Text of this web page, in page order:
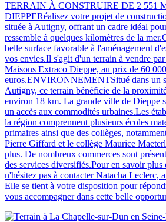
TERRAIN À CONSTRUIRE DE 2 551
DIEPPERéalisez votre projet de
située à Autigny, offrant un cadre idéal
ressemble à quelques kilomètres de la
belle surface favorable à l'aménagement
vos envies.Il s'agit d'un terrain à vendre
Maisons Extraco Dieppe, au prix de 60 000
euros.ENVIRONNEMENTSitué dans un
Autigny, ce terrain bénéficie de la
environ 18 km. La grande ville de Dieppe
un accès aux commodités urbaines.Les
la région comprennent plusieurs écoles
primaires ainsi que des collèges,
Pierre Giffard et le collège Maurice
plus. De nombreux commerces sont
des services diversifiés.Pour en savoir
n'hésitez pas à contacter Natacha Leclerc,
Elle se tient à votre disposition pour
vous accompagner dans cette belle